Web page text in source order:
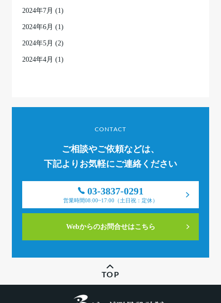
2024年7月 (1)
2024年6月 (1)
2024年5月 (2)
2024年4月 (1)
CONTACT
ご相談やご依頼などは、
下記よりお気軽にご連絡ください
03-3837-0291
営業時間08:00~17:00（土日祝：定休）
Webからのお問合せはこちら
TOP